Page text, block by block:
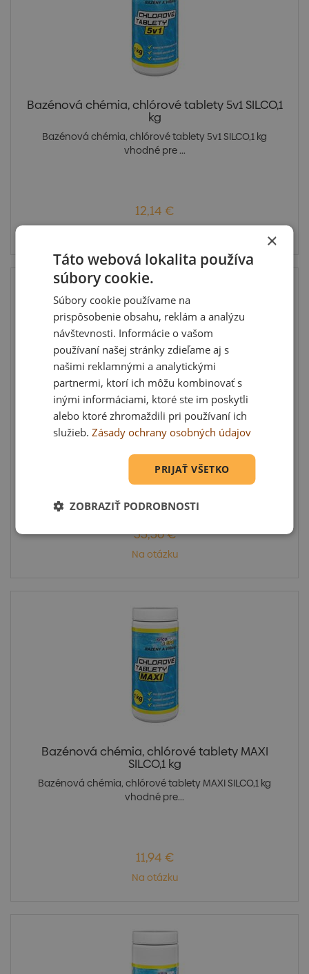
Bazénová chémia, chlórové tablety 5v1 SILCO,1
kg
Bazénová chémia, chlórové tablety 5v1 SILCO,1 kg
vhodné pre ...
12,14 €
Bazénová chémia, chlórové tablety MAXI
SILCO, 5 kg
Bazénová chémia, chlórové tablety MAXI SILCO, 5 kg
vhodné pr...
53,36 €
Na otázku
Bazénová chémia, chlórové tablety MAXI
SILCO,1 kg
Bazénová chémia, chlórové tablety MAXI SILCO,1 kg
vhodné pre...
11,94 €
Na otázku
×
Táto webová lokalita používa
súbory cookie.
Súbory cookie používame na
prispôsobenie obsahu, reklám a analýzu
návštevnosti. Informácie o vašom
používaní našej stránky zdieľame aj s
našimi reklamnými a analytickými
partnermi, ktorí ich môžu kombinovať s
inými informáciami, ktoré ste im poskytli
alebo ktoré zhromaždili pri používaní ich
služieb.Zásady ochrany osobných údajov
PRIJAŤ VŠETKO
ZOBRAZIŤ PODROBNOSTI